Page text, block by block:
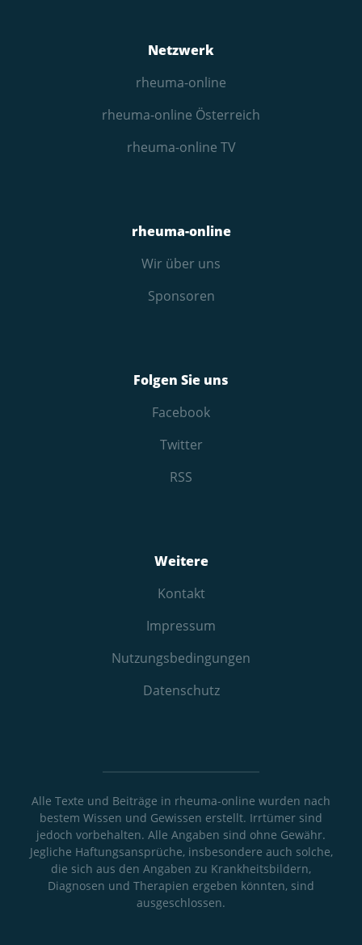
Netzwerk
rheuma-online
rheuma-online Österreich
rheuma-online TV
rheuma-online
Wir über uns
Sponsoren
Folgen Sie uns
Facebook
Twitter
RSS
Weitere
Kontakt
Impressum
Nutzungs­bedingungen
Datenschutz
Alle Texte und Beiträge in rheuma-online wurden nach
bestem Wissen und Gewissen erstellt. Irrtümer sind
jedoch vorbehalten. Alle Angaben sind ohne Gewähr.
Jegliche Haftungsansprüche, insbesondere auch solche,
die sich aus den Angaben zu Krankheitsbildern,
Diagnosen und Therapien ergeben könnten, sind
ausgeschlossen.